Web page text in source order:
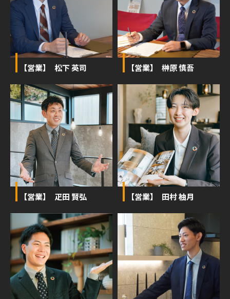
【営業】 松下 英司 【営業】 榊󠄀原 慎吾
【営業】 疋田 賢弘 【営業】 田村 柚月